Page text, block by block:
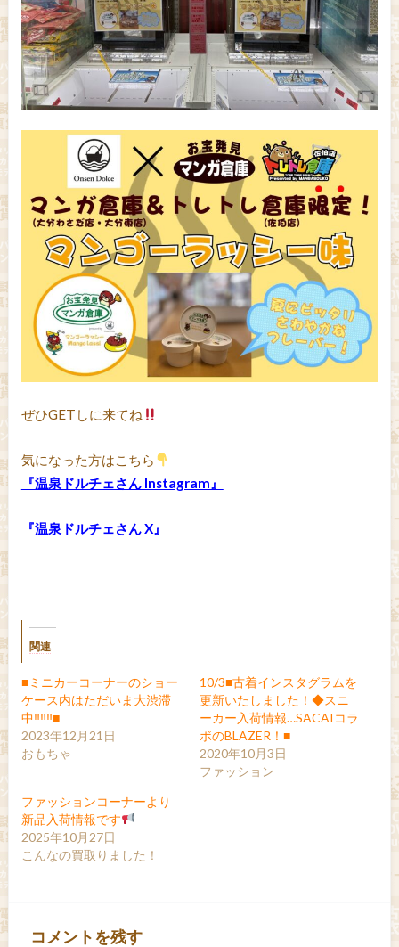
ぜひGETしに来てね
気になった方はこちら
『温泉ドルチェさん Instagram』
『温泉ドルチェさん X』
関連
■ミニカーコーナーのショー
ケース内はただいま大渋滞
中‼‼‼■
2023年12月21日
おもちゃ
10/3■古着インスタグラムを
更新いたしました！◆スニ
ーカー入荷情報…SACAIコラ
ボのBLAZER！■
2020年10月3日
ファッション
ファッションコーナーより
新品入荷情報です
2025年10月27日
こんなの買取りました！
コメントを残す